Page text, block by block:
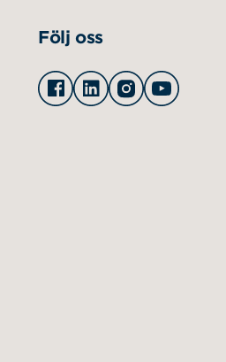
Följ oss
Facebook
LinkedinInstagramYoutube